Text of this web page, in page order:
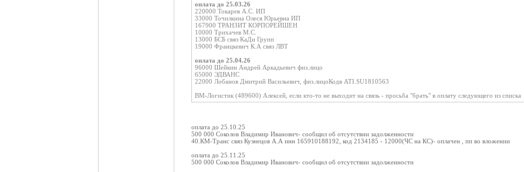
оплата до 25.03.26
220000 Токарев А.С. ИП
33000 Точилкина Олеся Юрьевна ИП
167900 ТРАНЗИТ КОРПОРЕЙШЕН
10000 Трихачев М.С.
13000 БСБ связ КаДи Групп
19000 Францкевич К.А связ ЛВТ
оплата до 25.04.26
96000 Шейкин Андрей Аркадьевич физ.лицо
65000 ЭДВАНС
22000 Лобанов Дмитрий Васильевич, физ.лицоКодв ATI.SU1810563
ВМ-Логистик (489600) Алексей, если кто-то не выходит на связь - просьба "брать" в оплату следующего из списка
оплата до 25.10.25
500 000 Соколов Владимир Иванович- сообщил об отсутствии задолженности
40.КМ-Транс связ Кузнецов А.А инн 165910188192, код 2134185 - 12000(ЧС на КС)- оплачен , пп во вложении
оплата до 25.11.25
500 000 Соколов Владимир Иванович- сообщил об отсутствии задолженности